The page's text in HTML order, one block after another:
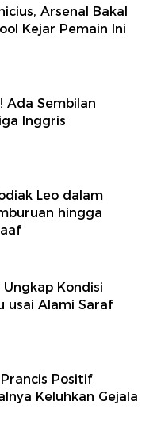
Arsenal Bakal
Kejar Pemain Ini
Ada Sembilan
Inggris
Leo dalam
hingga
Kondisi
usai Alami Saraf
Positif
Keluhkan Gejala